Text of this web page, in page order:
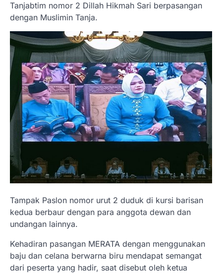
Tanjabtim nomor 2 Dillah Hikmah Sari berpasangan
dengan Muslimin Tanja.
Tampak Paslon nomor urut 2 duduk di kursi barisan
kedua berbaur dengan para anggota dewan dan
undangan lainnya.
Kehadiran pasangan MERATA dengan menggunakan
baju dan celana berwarna biru mendapat semangat
dari peserta yang hadir, saat disebut oleh ketua